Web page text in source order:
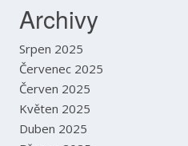
Archivy
Srpen 2025
Červenec 2025
Červen 2025
Květen 2025
Duben 2025